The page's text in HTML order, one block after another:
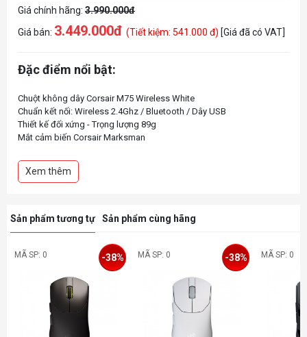
Giá chính hãng: 3.990.000đ
Giá bán: 3.449.000đ (Tiết kiệm: 541.000 đ) [Giá đã có VAT]
Đặc điểm nổi bật:
Chuột không dây Corsair M75 Wireless White
Chuẩn kết nối: Wireless 2.4Ghz / Bluetooth / Dây USB
Thiết kế đối xứng - Trọng lượng 89g
Mắt cảm biến Corsair Marksman
Nút bấm QuickStrike độ bền 100 triệu lần nhấn
Led RGB
Xem thêm
Sản phẩm tương tự Sản phẩm cùng hãng
MÃ SP: 0 -38% MÃ SP: 0 -38% MÃ SP: 0